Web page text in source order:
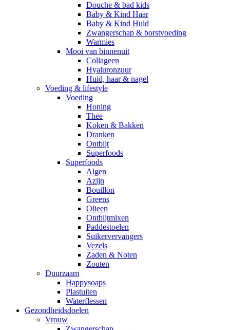
Douche & bad kids
Baby & Kind Haar
Baby & Kind Huid
Zwangerschap & borstvoeding
Warmies
Mooi van binnenuit
Collageen
Hyaluronzuur
Huid, haar & nagel
Voeding & lifestyle
Voeding
Honing
Thee
Koken & Bakken
Dranken
Ontbijt
Superfoods
Superfoods
Algen
Azijn
Bouillon
Greens
Olieen
Ontbijtmixen
Paddestoelen
Suikervervangers
Vezels
Zaden & Noten
Zouten
Duurzaam
Happysoaps
Plastuiten
Waterflessen
Gezondheidsdoelen
Vrouw